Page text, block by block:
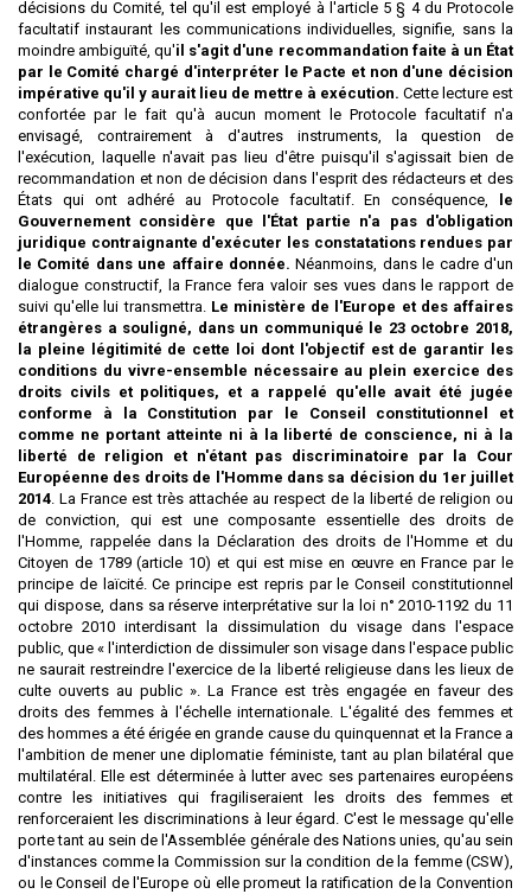
décisions du Comité, tel qu'il est employé à l'article 5 § 4 du Protocole
facultatif instaurant les communications individuelles, signifie, sans la
moindre ambiguïté, qu'il s'agit d'une recommandation faite à un État
par le Comité chargé d'interpréter le Pacte et non d'une décision
impérative qu'il y aurait lieu de mettre à exécution. Cette lecture est
confortée par le fait qu'à aucun moment le Protocole facultatif n'a
envisagé, contrairement à d'autres instruments, la question de
l'exécution, laquelle n'avait pas lieu d'être puisqu'il s'agissait bien de
recommandation et non de décision dans l'esprit des rédacteurs et des
États qui ont adhéré au Protocole facultatif. En conséquence, le
Gouvernement considère que l'État partie n'a pas d'obligation
juridique contraignante d'exécuter les constatations rendues par
le Comité dans une affaire donnée. Néanmoins, dans le cadre d'un
dialogue constructif, la France fera valoir ses vues dans le rapport de
suivi qu'elle lui transmettra. Le ministère de l'Europe et des affaires
étrangères a souligné, dans un communiqué le 23 octobre 2018,
la pleine légitimité de cette loi dont l'objectif est de garantir les
conditions du vivre-ensemble nécessaire au plein exercice des
droits civils et politiques, et a rappelé qu'elle avait été jugée
conforme à la Constitution par le Conseil constitutionnel et
comme ne portant atteinte ni à la liberté de conscience, ni à la
liberté de religion et n'étant pas discriminatoire par la Cour
Européenne des droits de l'Homme dans sa décision du 1er juillet
2014. La France est très attachée au respect de la liberté de religion ou
de conviction, qui est une composante essentielle des droits de
l'Homme, rappelée dans la Déclaration des droits de l'Homme et du
Citoyen de 1789 (article 10) et qui est mise en œuvre en France par le
principe de laïcité. Ce principe est repris par le Conseil constitutionnel
qui dispose, dans sa réserve interprétative sur la loi n° 2010-1192 du 11
octobre 2010 interdisant la dissimulation du visage dans l'espace
public, que « l'interdiction de dissimuler son visage dans l'espace public
ne saurait restreindre l'exercice de la liberté religieuse dans les lieux de
culte ouverts au public ». La France est très engagée en faveur des
droits des femmes à l'échelle internationale. L'égalité des femmes et
des hommes a été érigée en grande cause du quinquennat et la France a
l'ambition de mener une diplomatie féministe, tant au plan bilatéral que
multilatéral. Elle est déterminée à lutter avec ses partenaires européens
contre les initiatives qui fragiliseraient les droits des femmes et
renforceraient les discriminations à leur égard. C'est le message qu'elle
porte tant au sein de l'Assemblée générale des Nations unies, qu'au sein
d'instances comme la Commission sur la condition de la femme (CSW),
ou le Conseil de l'Europe où elle promeut la ratification de la Convention